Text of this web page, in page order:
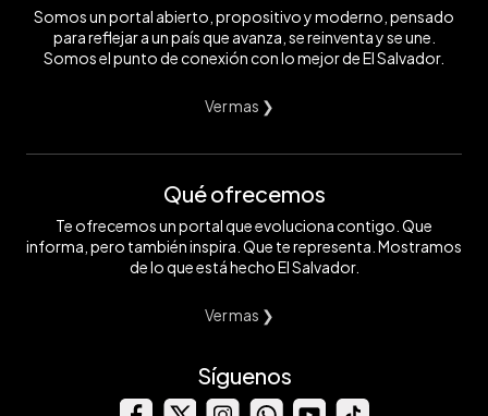
Somos un portal abierto, propositivo y moderno, pensado
para reflejar a un país que avanza, se reinventa y se une.
Somos el punto de conexión con lo mejor de El Salvador.
Ver mas ❯
Qué ofrecemos
Te ofrecemos un portal que evoluciona contigo. Que
informa, pero también inspira. Que te representa. Mostramos
de lo que está hecho El Salvador.
Ver mas ❯
Síguenos